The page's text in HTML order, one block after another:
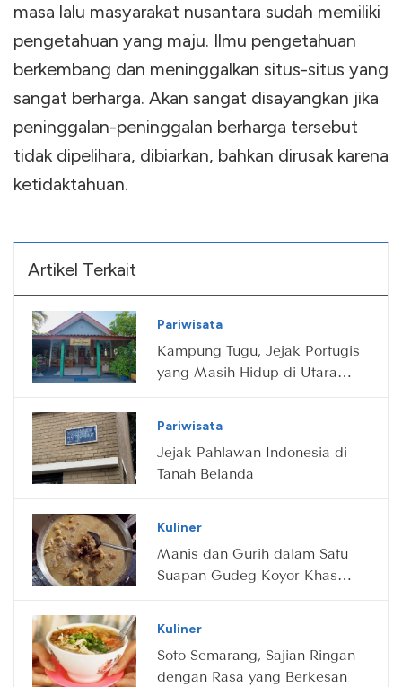
masa lalu masyarakat nusantara sudah memiliki
pengetahuan yang maju. Ilmu pengetahuan
berkembang dan meninggalkan situs-situs yang
sangat berharga. Akan sangat disayangkan jika
peninggalan-peninggalan berharga tersebut
tidak dipelihara, dibiarkan, bahkan dirusak karena
ketidaktahuan.
Artikel Terkait
Pariwisata
Kampung Tugu, Jejak Portugis
yang Masih Hidup di Utara
Pariwisata
Jejak Pahlawan Indonesia di
Tanah Belanda
Kuliner
Manis dan Gurih dalam Satu
Suapan Gudeg Koyor Khas
Kuliner
Soto Semarang, Sajian Ringan
dengan Rasa yang Berkesan